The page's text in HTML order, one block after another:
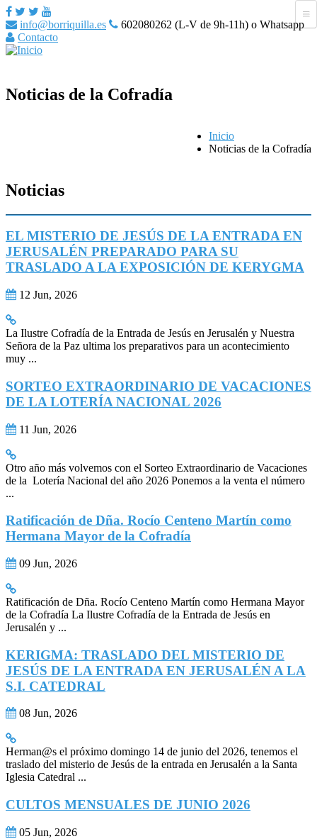
info@borriquilla.es
602080262 (L-V de 9h-11h) o Whatsapp
Contacto
Noticias de la Cofradía
Inicio
Noticias de la Cofradía
Noticias
EL MISTERIO DE JESÚS DE LA ENTRADA EN
JERUSALÉN PREPARADO PARA SU
TRASLADO A LA EXPOSICIÓN DE KERYGMA
12 Jun, 2026
La Ilustre Cofradía de la Entrada de Jesús en Jerusalén y Nuestra
Señora de la Paz ultima los preparativos para un acontecimiento
muy ...
SORTEO EXTRAORDINARIO DE VACACIONES
DE LA LOTERÍA NACIONAL 2026
11 Jun, 2026
Otro año más volvemos con el Sorteo Extraordinario de Vacaciones
de la Lotería Nacional del año 2026 Ponemos a la venta el número
...
Ratificación de Dña. Rocío Centeno Martín como
Hermana Mayor de la Cofradía
09 Jun, 2026
Ratificación de Dña. Rocío Centeno Martín como Hermana Mayor
de la Cofradía La Ilustre Cofradía de la Entrada de Jesús en
Jerusalén y ...
KERIGMA: TRASLADO DEL MISTERIO DE
JESÚS DE LA ENTRADA EN JERUSALÉN A LA
S.I. CATEDRAL
08 Jun, 2026
Herman@s el próximo domingo 14 de junio del 2026, tenemos el
traslado del misterio de Jesús de la entrada en Jerusalén a la Santa
Iglesia Catedral ...
CULTOS MENSUALES DE JUNIO 2026
05 Jun, 2026